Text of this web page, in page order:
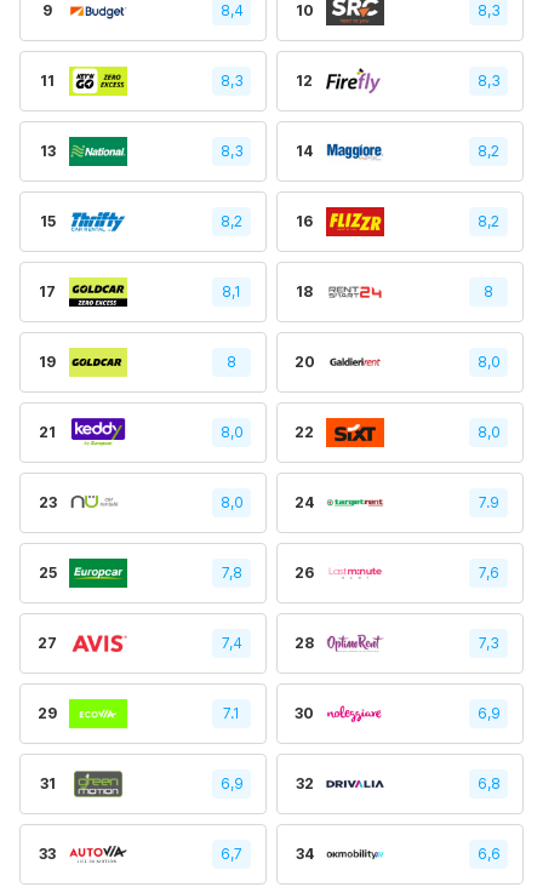
9 8,4 10 8,3
11 8,3 12 8,3
13 8,3 14 8,2
15 8,2 16 8,2
17 8,1 18 8
19 8 20 8,0
21 8,0 22 8,0
23 8,0 24 7.9
25 7,8 26 7,6
27 7,4 28 7,3
29 7.1 30 6,9
31 6,9 32 6,8
33 6,7 34 6,6